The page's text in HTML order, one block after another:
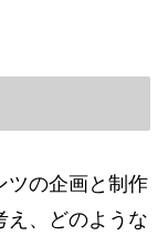
ツの企画と制作
え、どのような